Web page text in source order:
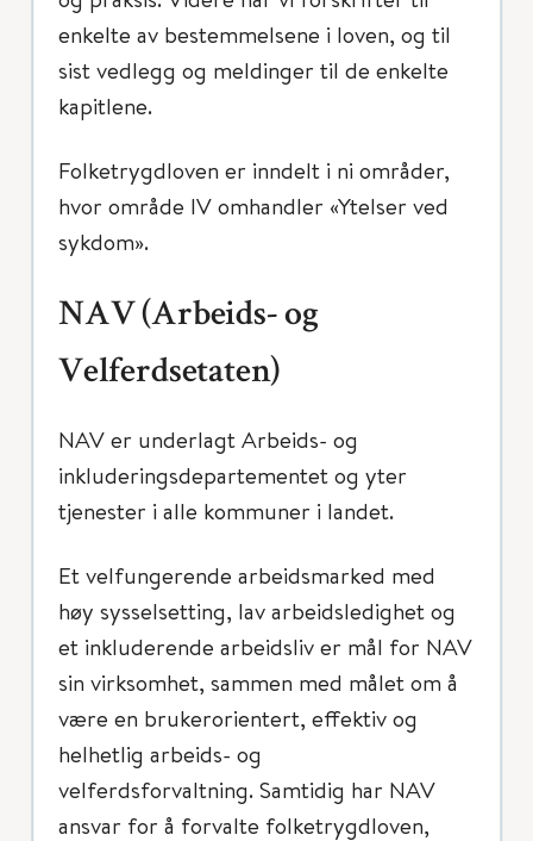
enkelte av bestemmelsene i loven, og til
sist vedlegg og meldinger til de enkelte
kapitlene.
Folketrygdloven er inndelt i ni områder,
hvor område IV omhandler «Ytelser ved
sykdom».
NAV (Arbeids- og
Velferdsetaten)
NAV er underlagt Arbeids- og
inkluderingsdepartementet og yter
tjenester i alle kommuner i landet.
Et velfungerende arbeidsmarked med
høy sysselsetting, lav arbeidsledighet og
et inkluderende arbeidsliv er mål for NAV
sin virksomhet, sammen med målet om å
være en brukerorientert, effektiv og
helhetlig arbeids- og
velferdsforvaltning. Samtidig har NAV
ansvar for å forvalte folketrygdloven,